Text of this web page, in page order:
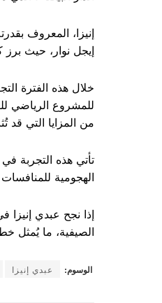
إنيزا، المعروف
إيجل نوار، حيث
خلال هذه الفترة
للمشروع الرياضي
من المزايا التي قد
تأتي هذه التجربة
الهجومية للمنافسات
إذا نجح عبدي إنيزا
الصيفية، ما يُمثل
الوسوم: عبدي إنيزا